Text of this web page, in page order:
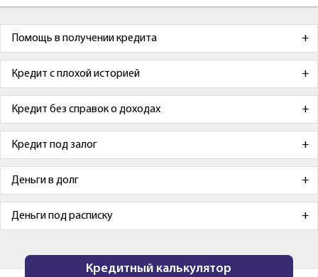
Помощь в получении кредита
Кредит с плохой историей
Кредит без справок о доходах
Кредит под залог
Деньги в долг
Деньги под расписку
Кредитный калькулятор